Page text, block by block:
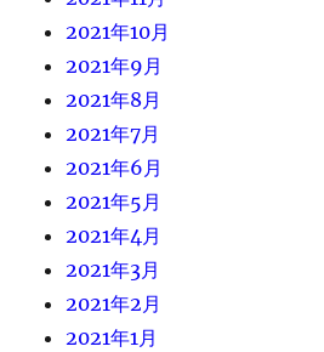
2021年10月
2021年9月
2021年8月
2021年7月
2021年6月
2021年5月
2021年4月
2021年3月
2021年2月
2021年1月